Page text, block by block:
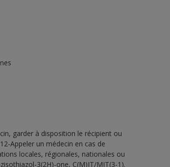
garder à disposition le récipient ou
Appeler un médecin en cas de
locales, régionales, nationales ou
3(2H)-one, C(M)IT/MIT(3-1).